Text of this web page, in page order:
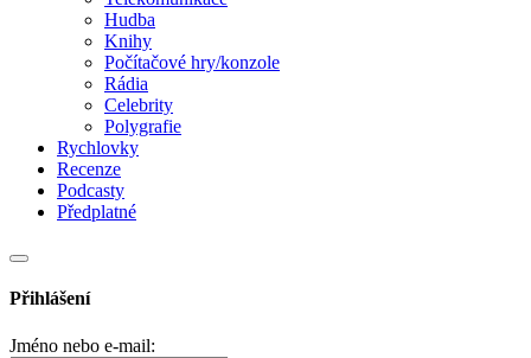
Hudba
Knihy
Počítačové hry/konzole
Rádia
Celebrity
Polygrafie
Rychlovky
Recenze
Podcasty
Předplatné
Přihlášení
Jméno nebo e-mail: